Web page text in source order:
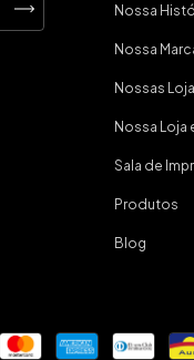
Nossa
Nossa
Nossas
Nossa Loja
Sala de
Produtos
Blog